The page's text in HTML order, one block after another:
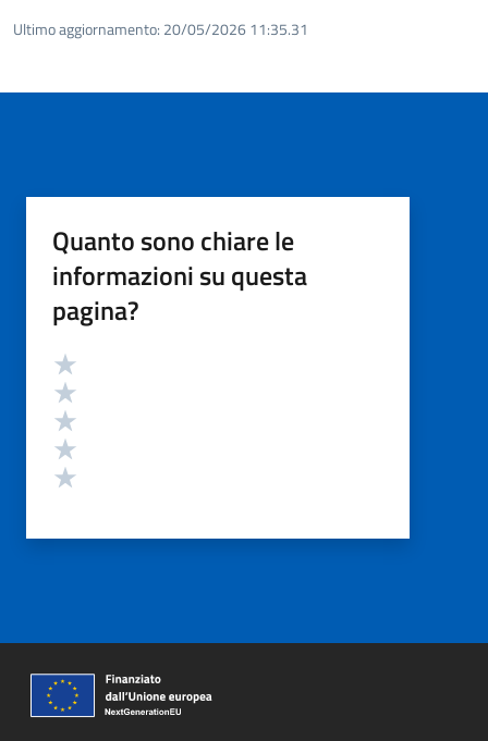
Ultimo aggiornamento: 20/05/2026 11:35.31
Quanto sono chiare le
informazioni su questa
pagina?
Valutazione